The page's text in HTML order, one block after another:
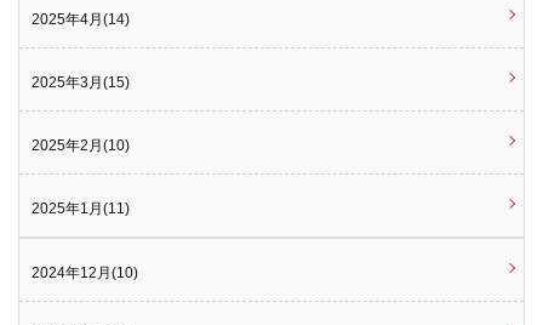
2025年4月(14)
2025年3月(15)
2025年2月(10)
2025年1月(11)
2024年12月(10)